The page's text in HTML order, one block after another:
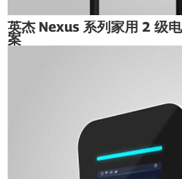
英杰 Nexus 系列家用 2 级
案